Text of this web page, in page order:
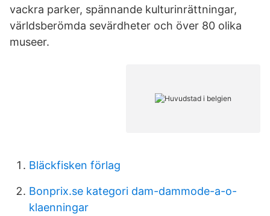
vackra parker, spännande kulturinrättningar,
världsberömda sevärdheter och över 80 olika
museer.
Bläckfisken förlag
Bonprix.se kategori dam-dammode-a-o-
klaenningar